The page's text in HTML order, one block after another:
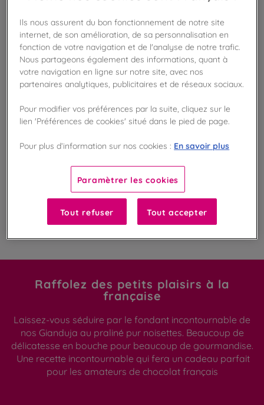
Disponible en boutique !
Vérifier la disponibilité en magasin
Frais de port offert
dès 50€ d'achat
Gagnez 12 points de fidélité !
avec notre programme Privilège
100
Raffolez des petits plaisirs à la
française
Laissez-vous séduire par le fondant incontournable de
nos Gianduja au praliné pur noisettes. Beaucoup de
délicatesse en bouche pour beaucoup de gourmandise.
Une recette incontournable qui fera un cadeau parfait
pour les amateurs de chocolat français
Ils nous assurent du bon fonctionnement de notre site
internet, de son amélioration, de sa personnalisation en
fonction de votre navigation et de l'analyse de notre trafic.
Nous partageons également des informations, quant à
votre navigation en ligne sur notre site, avec nos
partenaires analytiques, publicitaires et de réseaux sociaux.
Pour modifier vos préférences par la suite, cliquez sur le
lien 'Préférences de cookies' situé dans le pied de page.
Pour plus d’information sur nos cookies : En savoir plus
Paramètrer les cookies
Tout refuser Tout accepter